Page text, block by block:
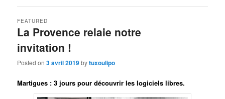
La Provence relaie notre
invitation !
FEATURED
Posted on3 avril 2019bytuxoulipo
Martigues : 3 jours pour découvrir les logiciels libres.